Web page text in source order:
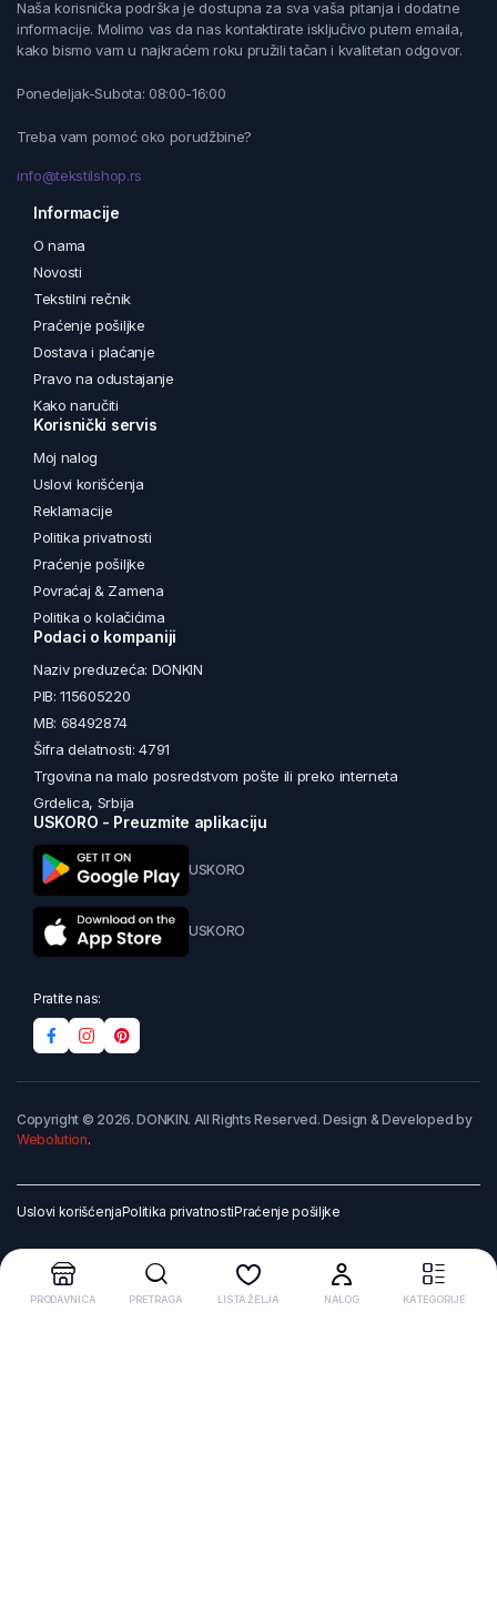
Naša korisnička podrška je dostupna za sva vaša pitanja i dodatne
informacije. Molimo vas da nas kontaktirate isključivo putem emaila,
kako bismo vam u najkraćem roku pružili tačan i kvalitetan odgovor.
Ponedeljak-Subota: 08:00-16:00
Treba vam pomoć oko porudžbine?
info@tekstilshop.rs
Informacije
O nama
Novosti
Tekstilni rečnik
Praćenje pošiljke
Dostava i plaćanje
Pravo na odustajanje
Kako naručiti
Korisnički servis
Moj nalog
Uslovi korišćenja
Reklamacije
Politika privatnosti
Praćenje pošiljke
Povraćaj & Zamena
Politika o kolačićima
Podaci o kompaniji
Naziv preduzeća: DONKIN
PIB: 115605220
MB: 68492874
Šifra delatnosti: 4791
Trgovina na malo posredstvom pošte ili preko interneta
Grdelica, Srbija
USKORO - Preuzmite aplikaciju
USKORO
USKORO
Pratite nas:
Copyright © 2026. DONKIN. All Rights Reserved. Design & Developed by
Webolution.
Uslovi korišćenjaPolitika privatnostiPraćenje pošiljke
PRODAVNICA PRETRAGA LISTA ŽELJA NALOG KATEGORIJE